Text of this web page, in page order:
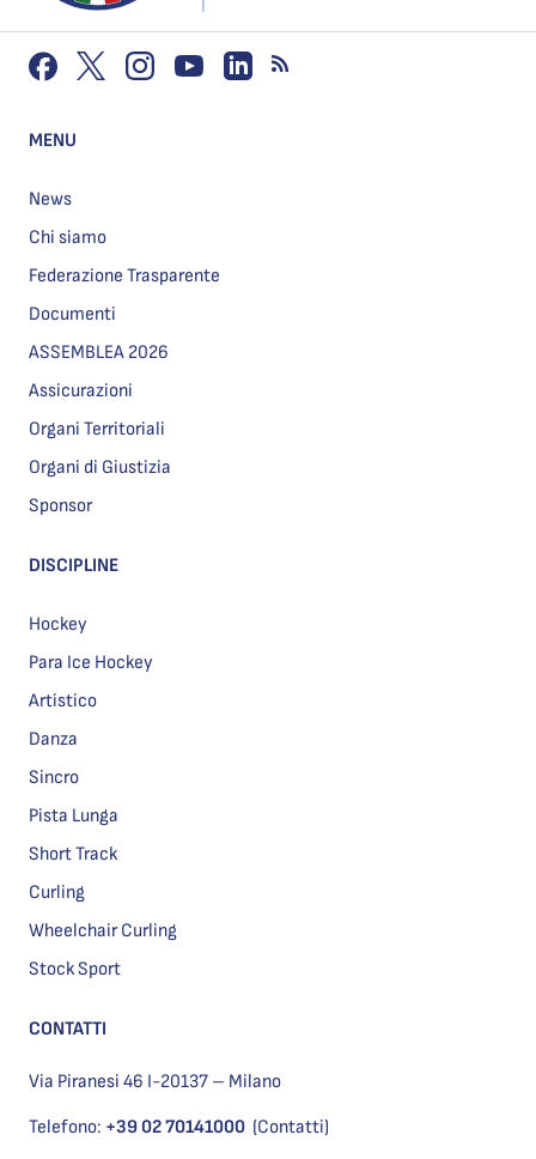
MENU
News
Chi siamo
Federazione Trasparente
Documenti
ASSEMBLEA 2026
Assicurazioni
Organi Territoriali
Organi di Giustizia
Sponsor
DISCIPLINE
Hockey
Para Ice Hockey
Artistico
Danza
Sincro
Pista Lunga
Short Track
Curling
Wheelchair Curling
Stock Sport
CONTATTI
Via Piranesi 46 I-20137 – Milano
Telefono: +39 02 70141000 (Contatti)